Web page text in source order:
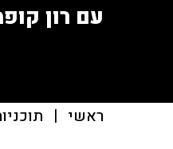
עם רון
ראשי |